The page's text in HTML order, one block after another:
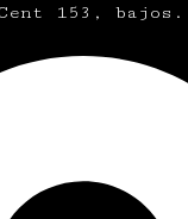
153, bajos.